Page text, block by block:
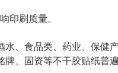
印刷质量。
、食品类、药业、保健
、固资等不干胶贴纸普